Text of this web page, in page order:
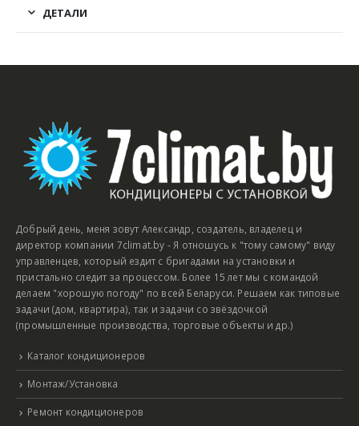
ДЕТАЛИ
Добрый день, меня зовут Александр, создатель, владелец и
директор компании 7climat.by - Я отношусь к "тому самому" виду
управленцев, который ездит с бригадами на установки и
пристально следит за процессом. Более 15 лет мы с командой
делаем "хорошую погоду" по всей Беларуси. Решаем как типовые
задачи (дом, квартира), так и задачи со звёздочкой
(промышленные производства, торговые объекты и др.)
Каталог кондиционеров
Монтаж/Установка
Ремонт кондиционеров